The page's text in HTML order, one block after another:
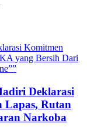
Deklarasi
Lapas, Rutan
Narkoba